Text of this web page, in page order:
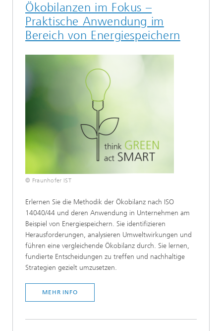
Ökobilanzen im Fokus –
Praktische Anwendung im
Bereich von Energiespeichern
© Fraunhofer IST
Erlernen Sie die Methodik der Ökobilanz nach ISO
14040/44 und deren Anwendung in Unternehmen am
Beispiel von Energiespeichern. Sie identifizieren
Herausforderungen, analysieren Umweltwirkungen und
führen eine vergleichende Ökobilanz durch. Sie lernen,
fundierte Entscheidungen zu treffen und nachhaltige
Strategien gezielt umzusetzen.
MEHR INFO